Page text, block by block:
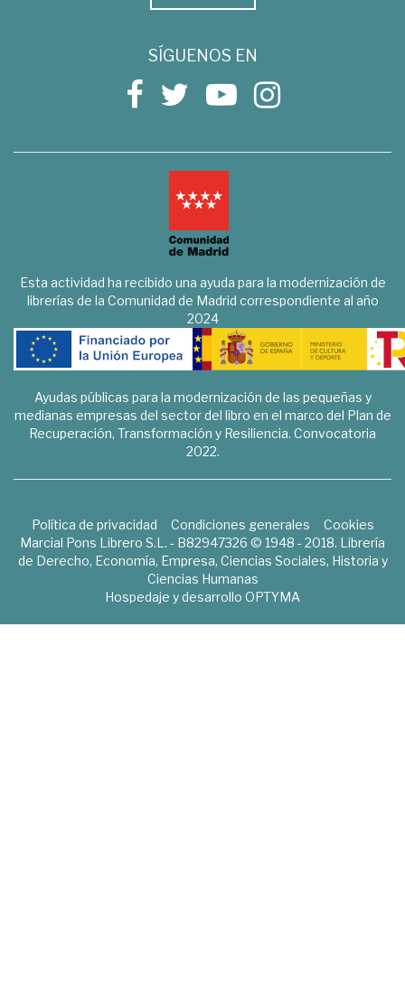
SÍGUENOS EN
Esta actividad ha recibido una ayuda para la modernización de
librerías de la Comunidad de Madrid correspondiente al año
2024
Ayudas públicas para la modernización de las pequeñas y
medianas empresas del sector del libro en el marco del Plan de
Recuperación, Transformación y Resiliencia. Convocatoria
2022.
Política de privacidad Condiciones generales
Cookies
Marcial Pons Librero S.L. - B82947326 © 1948 - 2018. Librería
de Derecho, Economía, Empresa, Ciencias Sociales, Historia y
Ciencias Humanas
Hospedaje y desarrollo OPTYMA